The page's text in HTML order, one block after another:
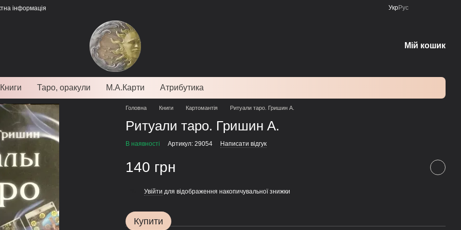
інформація УкрРус
Мій кошик
Книги Таро, оракули М.А.Карти Атрибутика
Головна Книги Картомантія Ритуали таро. Гришин А.
Ритуали таро. Гришин А.
В наявності Артикул: 29054 Написати відгук
140 грн
Увійти для відображення накопичувальної знижки
Купити